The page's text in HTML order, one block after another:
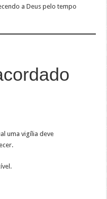
a Deus pelo tempo
uma vigília deve